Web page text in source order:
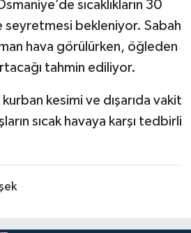
sıcaklıkların 30
seyretmesi bekleniyor. Sabah
hava görülürken, öğleden
tahmin ediliyor.
kesimi ve dışarıda vakit
sıcak havaya karşı tedbirli